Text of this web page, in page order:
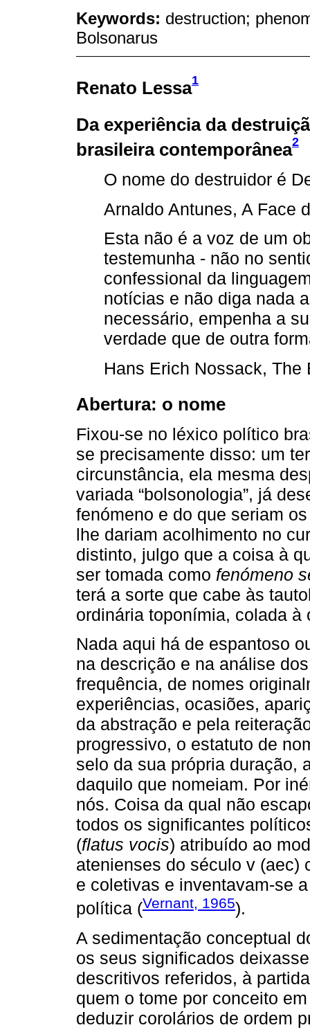
Keywords: destruction;
Bolsonarus
Renato Lessa1
Da experiência da
brasileira contemporânea2
O nome do destruidor é
Arnaldo Antunes, A Face
Esta não é a voz de um
testemunha - não no
confessional da
notícias e não diga nada
necessário, empenha a
verdade que de outra
Hans Erich Nossack, The
Abertura: o nome
Fixou-se no léxico político
se precisamente disso: um
circunstância, ela mesma
variada “bolsonologia”, já
fenómeno e do que seriam
lhe dariam acolhimento no
distinto, julgo que a coisa à
ser tomada como fenómeno
terá a sorte que cabe às
ordinária toponímia, colada
Nada aqui há de espantoso
na descrição e na análise
frequência, de nomes
experiências, ocasiões,
da abstração e pela
progressivo, o estatuto de
selo da sua própria duração,
daquilo que nomeiam. Por
nós. Coisa da qual não
todos os significantes
(flatus vocis) atribuído ao
atenienses do século v (aec)
e coletivas e inventavam-se
política (Vernant, 1965).
A sedimentação conceptual
os seus significados
descritivos referidos, à
quem o tome por conceito
deduzir corolários de ordem